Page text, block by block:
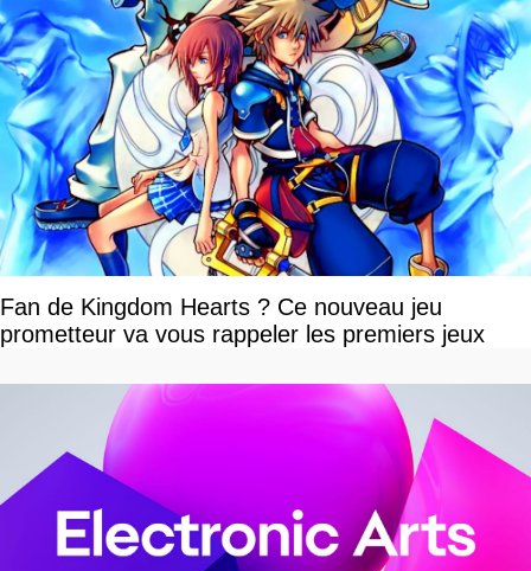
Fan de Kingdom Hearts ? Ce nouveau jeu
prometteur va vous rappeler les premiers jeux